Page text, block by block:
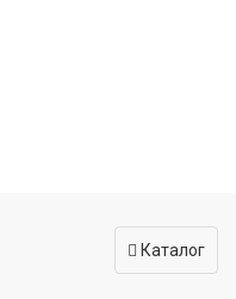
Каталог